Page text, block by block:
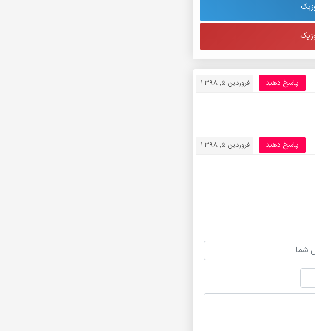
فروردین 5, 1398 پاسخ دهید
فروردین 5, 1398 پاسخ دهید